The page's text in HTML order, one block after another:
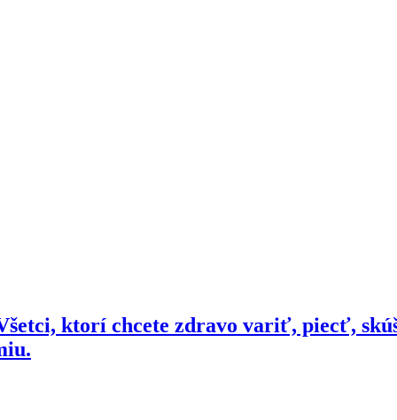
ktorí chcete zdravo variť, piecť,